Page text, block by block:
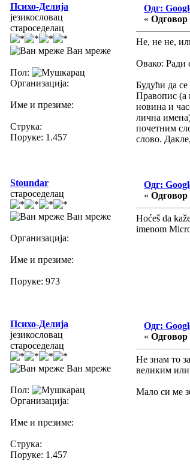
Психо-Делија
језикословац
староседелац
Ван мреже
Пол:
Организација:
Име и презиме:
Струка:
Поруке: 1.457
Одг:
« Одговор
Не, не не,
Овако: Ради
Будући да
Правопис (а
новина и
лична
почетним
слово.
Stoundar
староседелац
Ван мреже
Организација:
Име и презиме:
Поруке: 973
Одг:
« Одговор
Hoćeš da
imenom
Психо-Делија
језикословац
староседелац
Ван мреже
Пол:
Организација:
Име и презиме:
Струка:
Поруке: 1.457
Одг:
« Одговор
Не знам то
великим или
Мало си ме